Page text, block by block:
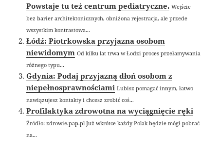
Powstaje tu też centrum pediatryczne. Wejście
bez barier architektonicznych, obniżona rejestracja, ale przede
wszystkim kontrastowa...
Łódź: Piotrkowska przyjazna osobom
niewidomym Od kilku lat trwa w Łodzi proces przełamywania
różnego typu...
Gdynia: Podaj przyjazną dłoń osobom z
niepełnosprawnościami Lubisz pomagać innym, łatwo
nawiązujesz kontakty i chcesz zrobić coś...
Profilaktyka zdrowotna na wyciągnięcie ręki
Źródło: zdrowie.pap.pl Już wkrótce każdy Polak będzie mógł pobrać
na...